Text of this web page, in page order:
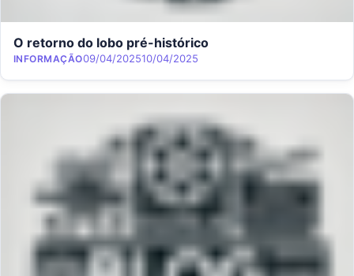
O retorno do lobo pré-histórico
Category
INFORMAÇÃOPosted on
09/04/202510/04/2025